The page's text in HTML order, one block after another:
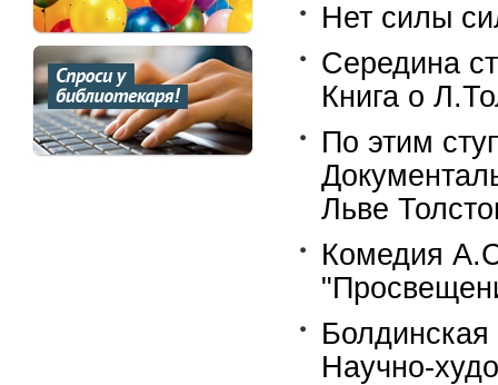
Нет силы
Середина
Книга о
По этим
Льве
Комедия
Научно-